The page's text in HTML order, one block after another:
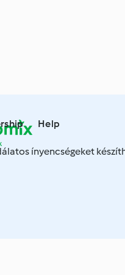
Help
ínyencségeket